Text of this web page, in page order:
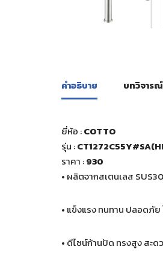
คำอธิบาย บทวิจาร
ยี่ห้อ :COTTO
รุ่น :
ราคา :930
• ผลิตจากสเตนเลส
• แข็งแรง ทนทาน ปลอดภั
• ดีไซน์ก้านปัด ทรงสูง สะด